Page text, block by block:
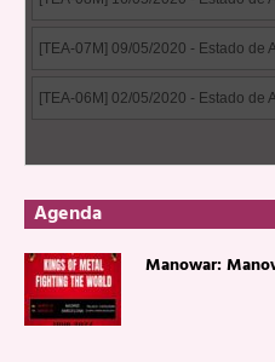
Agenda
Manowar: